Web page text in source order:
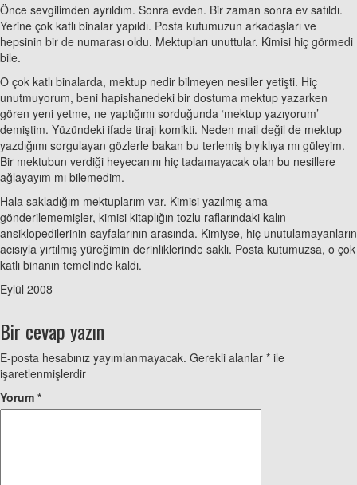
Önce sevgilimden ayrıldım. Sonra evden. Bir zaman sonra ev satıldı.
Yerine çok katlı binalar yapıldı. Posta kutumuzun arkadaşları ve
hepsinin bir de numarası oldu. Mektupları unuttular. Kimisi hiç görmedi
bile.
O çok katlı binalarda, mektup nedir bilmeyen nesiller yetişti. Hiç
unutmuyorum, beni hapishanedeki bir dostuma mektup yazarken
gören yeni yetme, ne yaptığımı sorduğunda ‘mektup yazıyorum’
demiştim. Yüzündeki ifade tirajı komikti. Neden mail değil de mektup
yazdığımı sorgulayan gözlerle bakan bu terlemiş bıyıklıya mı güleyim.
Bir mektubun verdiği heyecanını hiç tadamayacak olan bu nesillere
ağlayayım mı bilemedim.
Hala sakladığım mektuplarım var. Kimisi yazılmış ama
gönderilememişler, kimisi kitaplığın tozlu raflarındaki kalın
ansiklopedilerinin sayfalarının arasında. Kimiyse, hiç unutulamayanların
acısıyla yırtılmış yüreğimin derinliklerinde saklı. Posta kutumuzsa, o çok
katlı binanın temelinde kaldı.
Eylül 2008
Bir cevap yazın
E-posta hesabınız yayımlanmayacak. Gerekli alanlar * ile
işaretlenmişlerdir
Yorum *